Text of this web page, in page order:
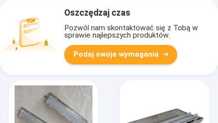
Oszczędzaj czas
Pozwól nam skontaktować się z Tobą w
sprawie najlepszych produktów.
Podaj swoje wymagania